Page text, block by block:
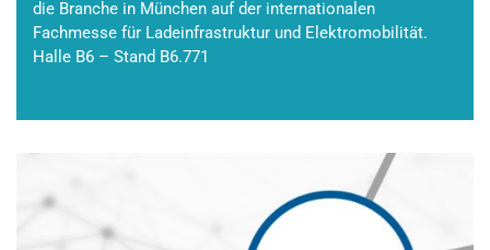
die Branche in München auf der internationalen
Fachmesse für Ladeinfrastruktur und Elektromobilität.
Halle B6 – Stand B6.771